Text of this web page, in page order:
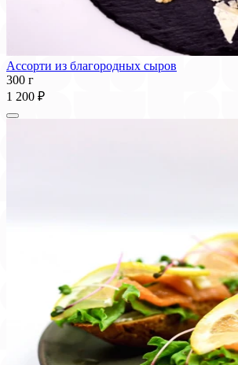
Ассорти из благородных сыров
300 г
1 200 ₽